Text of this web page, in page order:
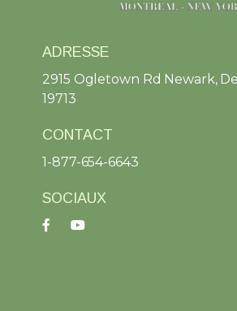
ADRESSE
2915 Ogletown Rd Newark,
19713
CONTACT
1-877-654-6643
SOCIAUX